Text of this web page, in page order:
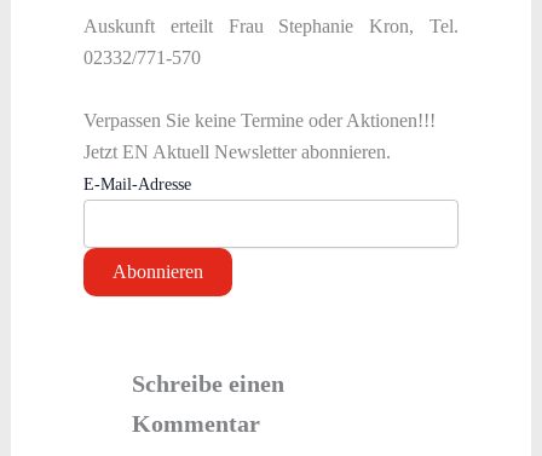
Auskunft erteilt Frau Stephanie Kron, Tel.
02332/771-570
Verpassen Sie keine Termine oder Aktionen!!!
Jetzt EN Aktuell Newsletter abonnieren.
E-Mail-Adresse
Schreibe einen
Kommentar